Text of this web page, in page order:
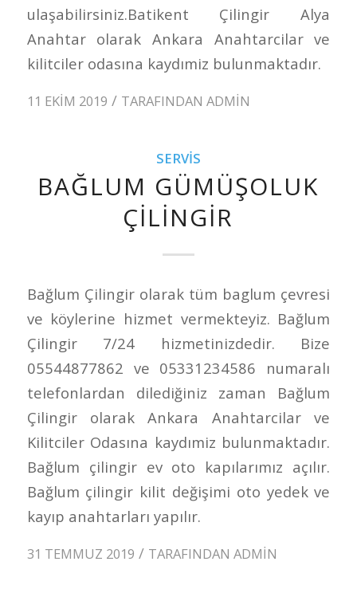
ulaşabilirsiniz.Batikent Çilingir Alya
Anahtar olarak Ankara Anahtarcilar ve
kilitciler odasına kaydımiz bulunmaktadır.
11 EKIM 2019 / TARAFINDAN ADMIN
SERVIS
BAĞLUM GÜMÜŞOLUK
ÇILINGIR
Bağlum Çilingir olarak tüm baglum çevresi
ve köylerine hizmet vermekteyiz. Bağlum
Çilingir 7/24 hizmetinizdedir. Bize
05544877862 ve 05331234586 numaralı
telefonlardan dilediğiniz zaman Bağlum
Çilingir olarak Ankara Anahtarcilar ve
Kilitciler Odasına kaydımiz bulunmaktadır.
Bağlum çilingir ev oto kapılarımız açılır.
Bağlum çilingir kilit değişimi oto yedek ve
kayıp anahtarları yapılır.
31 TEMMUZ 2019 / TARAFINDAN ADMIN